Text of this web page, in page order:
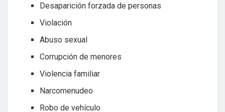
Desaparición forzada de personas
Violación
Abuso sexual
Corrupción de menores
Violencia familiar
Narcomenudeo
Robo de vehículo